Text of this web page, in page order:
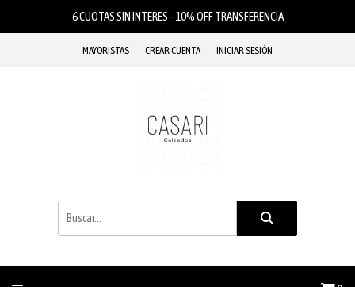
6 CUOTAS SIN INTERES - 10% OFF TRANSFERENCIA
MAYORISTAS CREAR CUENTA INICIAR SESIÓN